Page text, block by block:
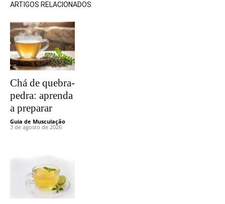
ARTIGOS RELACIONADOS
Chá de quebra-
pedra: aprenda
a preparar
Guia de Musculação -
3 de agosto de 2026